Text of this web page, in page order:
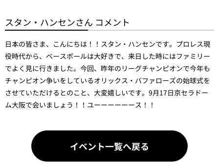
スタン・ハンセンさん コメント
日本の皆さま、こんにちは！！スタン・ハンセンです。プロレス現
役時代から、ベースボールは大好きで、来日した時にはファミリー
でよく見に行きました。今回、昨年のリーグチャンピオンで今年も
チャンピオン争いをしているオリックス・バファローズの始球式を
させていただけるとのこと、大変嬉しいです。9月17日京セラドー
ム大阪で会いましょう！！ユーーーーーース！！
イベント一覧へ戻る